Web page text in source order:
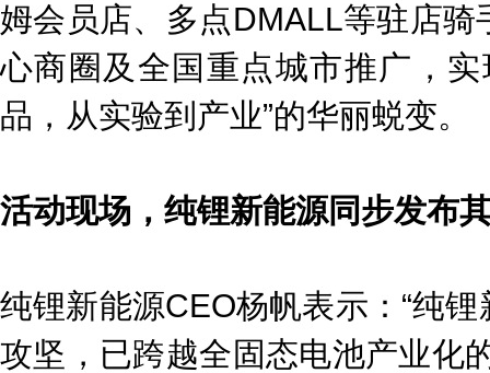
姆会员店、多点DMALL等驻店
心商圈及全国重点城市推广，
品，从实验到产业”的华丽蜕变。
活动现场，纯锂新能源同步发布
纯锂新能源CEO杨帆表示：“纯
攻坚，已跨越全固态电池产业化